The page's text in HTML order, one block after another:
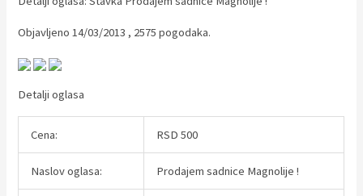
Objavljeno 14/03/2013 , 2575 pogodaka.
Detalji oglasa
Cena: RSD 500
Naslov oglasa: Prodajem sadnice Magnolije !